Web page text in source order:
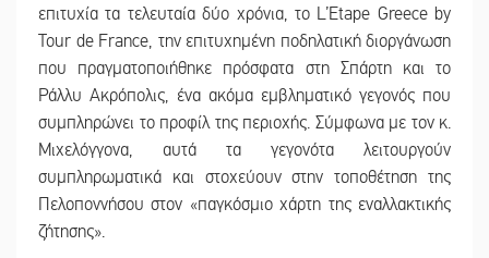
επιτυχία τα τελευταία δύο χρόνια, το L’Etape Greece by
Tour de France, την επιτυχημένη ποδηλατική διοργάνωση
που πραγματοποιήθηκε πρόσφατα στη Σπάρτη και το
Ράλλυ Ακρόπολις, ένα ακόμα εμβληματικό γεγονός που
συμπληρώνει το προφίλ της περιοχής. Σύμφωνα με τον κ.
Μιχελόγγονα, αυτά τα γεγονότα λειτουργούν
συμπληρωματικά και στοχεύουν στην τοποθέτηση της
Πελοποννήσου στον «παγκόσμιο χάρτη της εναλλακτικής
ζήτησης».